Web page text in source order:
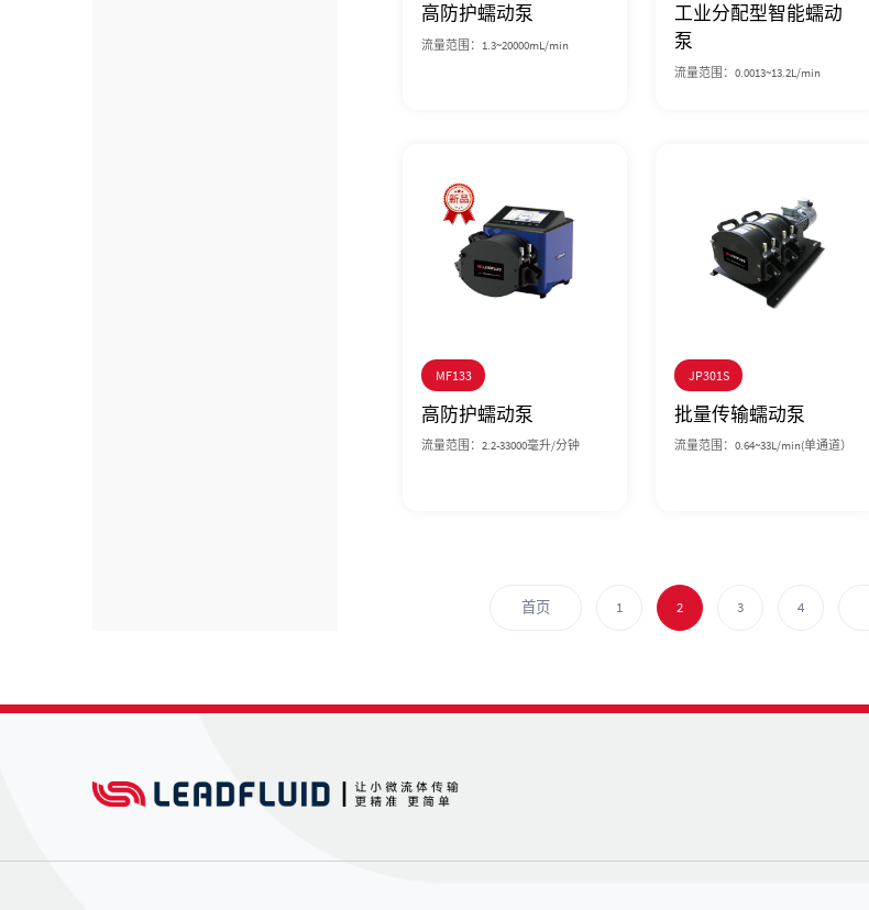
高防护蠕动泵
流量范围：1.3~20000mL/min
工业分配型智能蠕动
泵
流量范围：0.0013~13.2L/min
MF133
高防护蠕动泵
流量范围：2.2-33000毫升/分钟
JP301S
批量传输蠕动泵
流量范围：0.64~33L/min(单通道）
首页 1 2 3 4